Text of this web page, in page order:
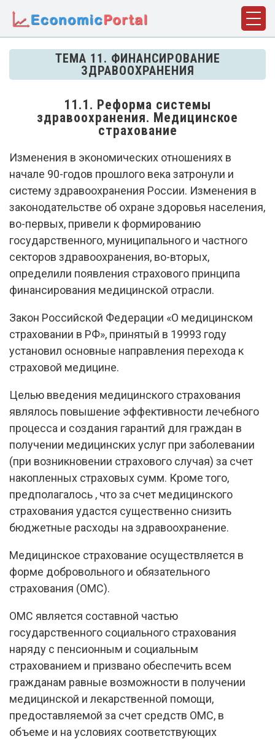
ТЕМА 11. ФИНАНСИРОВАНИЕ
ЗДРАВООХРАНЕНИЯ
11.1. Реформа системы
здравоохранения. Медицинское
страхование
Изменения в экономических отношениях в
начале 90-годов прошлого века затронули и
систему здравоохранения России. Изменения в
законодательстве об охране здоровья населения,
во-первых, привели к формированию
государственного, муниципального и частного
секторов здравоохранения, во-вторых,
определили появления страхового принципа
финансирования медицинской отрасли.
Закон Российской Федерации «О медицинском
страховании в РФ», принятый в 19993 году
установил основные направления перехода к
страховой медицине.
Целью введения медицинского страхования
являлось повышение эффективности лечебного
процесса и создания гарантий для граждан в
получении медицинских услуг при заболевании
(при возникновении страхового случая) за счет
накопленных страховых сумм. Кроме того,
предполагалось , что за счет медицинского
страхования удастся существенно снизить
бюджетные расходы на здравоохранение.
Медицинское страхование осуществляется в
форме добровольного и обязательного
страхования (ОМС).
ОМС является составной частью
государственного социального страхования
наряду с пенсионным и социальным
страхованием и призвано обеспечить всем
гражданам равные возможности в получении
медицинской и лекарственной помощи,
предоставляемой за счет средств ОМС, в
объеме и на условиях соответствующих
ГЛАВНАЯ
ПОНЯТИЯ
ДИСЦИПЛИНЫ
ФАКТЫ
БИОГРАФИИ
КОМПАНИИ
СТАТЬИ
СЛОВАРЬ